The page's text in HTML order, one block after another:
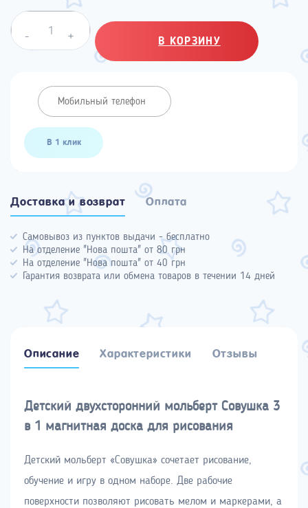
Quantity
-
+ В КОРЗИНУ
В 1 клик
Доставка и возврат Оплата
Самовывоз из пунктов выдачи - бесплатно
На отделение "Нова пошта" от 80 грн
На отделение "Нова пошта" от 40 грн
Гарантия возврата или обмена товаров в течении 14 дней
Описание Характеристики Отзывы
Детский двухсторонний мольберт Совушка 3
в 1 магнитная доска для рисования
Детский мольберт «Совушка» сочетает рисование,
обучение и игру в одном наборе. Две рабочие
поверхности позволяют рисовать мелом и маркерами, а